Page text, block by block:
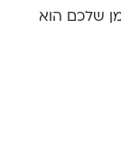
שלכם הוא